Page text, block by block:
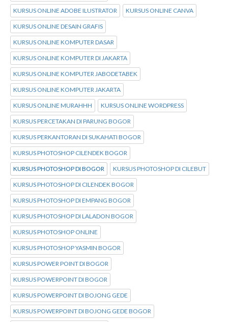
KURSUS ONLINE ADOBE ILUSTRATOR KURSUS ONLINE CANVA
KURSUS ONLINE DESAIN GRAFIS
KURSUS ONLINE KOMPUTER DASAR
KURSUS ONLINE KOMPUTER DI JAKARTA
KURSUS ONLINE KOMPUTER JABODETABEK
KURSUS ONLINE KOMPUTER JAKARTA
KURSUS ONLINE MURAHHH KURSUS ONLINE WORDPRESS
KURSUS PERCETAKAN DI PARUNG BOGOR
KURSUS PERKANTORAN DI SUKAHATI BOGOR
KURSUS PHOTOSHOP CILENDEK BOGOR
KURSUS PHOTOSHOP DI BOGOR KURSUS PHOTOSHOP DI CILEBUT
KURSUS PHOTOSHOP DI CILENDEK BOGOR
KURSUS PHOTOSHOP DI EMPANG BOGOR
KURSUS PHOTOSHOP DI LALADON BOGOR
KURSUS PHOTOSHOP ONLINE
KURSUS PHOTOSHOP YASMIN BOGOR
KURSUS POWER POINT DI BOGOR
KURSUS POWERPOINT DI BOGOR
KURSUS POWERPOINT DI BOJONG GEDE
KURSUS POWERPOINT DI BOJONG GEDE BOGOR